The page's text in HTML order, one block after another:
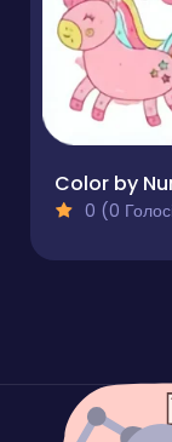
Color by
0 (0